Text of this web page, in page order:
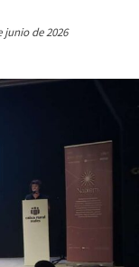
junio de 2026